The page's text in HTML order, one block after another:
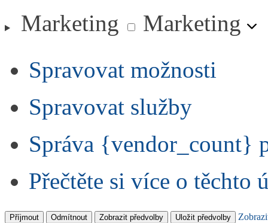
Marketing
Marketing
Spravovat možnosti
Spravovat služby
Správa {vendor_count}
Přečtěte si více o těchto
Příjmout Odmítnout Zobrazit předvolby Uložit předvolby